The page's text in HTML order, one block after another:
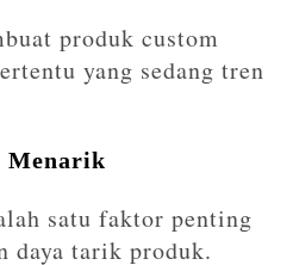
produk custom
yang sedang tren
Menarik
satu faktor penting
daya tarik produk.